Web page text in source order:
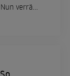
verrät